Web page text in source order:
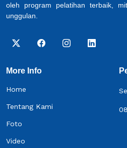
oleh program pelatihan terbaik,
unggulan.
More Info
Home
Tentang Kami
Foto
Video